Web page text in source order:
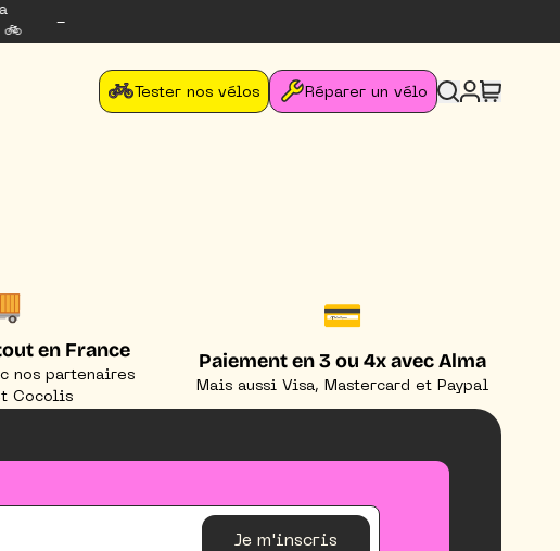
🚲
Tester nos vélos Réparer un vélo
en France
nos partenaires
Cocolis
💳
Paiement en 3 ou 4x avec Alma
Mais aussi Visa, Mastercard et Paypal
Je m'inscris